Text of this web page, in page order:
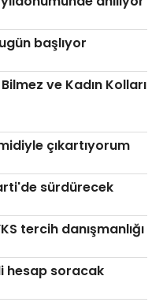
başlıyor
ve Kadın Kolları
çıkartıyorum
sürdürecek
tercih danışmanlığı
hesap soracak